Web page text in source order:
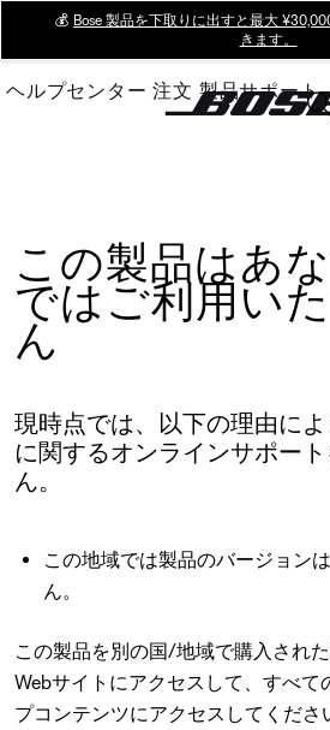
Main
💰 Bose 製品を下取りに出すと最大
きます。
ヘルプセンター 注文 製品サポート
この製品はあ
ではご利用い
ん
現時点では、以下の理由に
に関するオンラインサポー
ん。
この地域では製品のバージョン
ん。
この製品を別の国/地域で購入され
Webサイトにアクセスして、すべて
プコンテンツにアクセスしてくださ